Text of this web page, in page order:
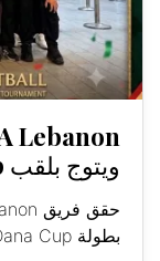
ويتوج بلقب Dana Cup العالمية
بطولة Dana Cup العالمية في الدنمارك لفئة...